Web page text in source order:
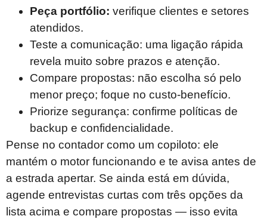
Peça portfólio: verifique clientes e setores
atendidos.
Teste a comunicação: uma ligação rápida
revela muito sobre prazos e atenção.
Compare propostas: não escolha só pelo
menor preço; foque no custo-benefício.
Priorize segurança: confirme políticas de
backup e confidencialidade.
Pense no contador como um copiloto: ele
mantém o motor funcionando e te avisa antes de
a estrada apertar. Se ainda está em dúvida,
agende entrevistas curtas com três opções da
lista acima e compare propostas — isso evita